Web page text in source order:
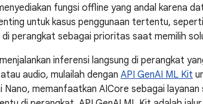
fungsi offline yang andal karena
untuk kasus penggunaan tertentu,
di perangkat sebagai prioritas saat memilih
inferensi langsung di perangkat
audio, mulailah dengan API GenAI ML Kit
Nano, memanfaatkan AICore sebagai